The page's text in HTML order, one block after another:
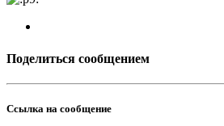
Поделиться сообщением
Ссылка на сообщение